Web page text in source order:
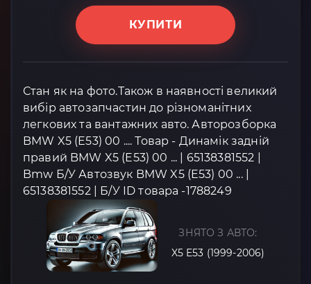
КУПИТИ
Стан як на фото.Також в наявності великий
вибір автозапчастин до різноманітних
легкових та вантажних авто. Авторозборка
BMW X5 (E53) 00 .... Товар - Динамік задній
правий BMW X5 (E53) 00 ... | 65138381552 |
Bmw Б/У Автозвук BMW X5 (E53) 00 ... |
65138381552 | Б/У ID товара -1788249
ЗНЯТО З АВТО:
X5 E53 (1999-2006)